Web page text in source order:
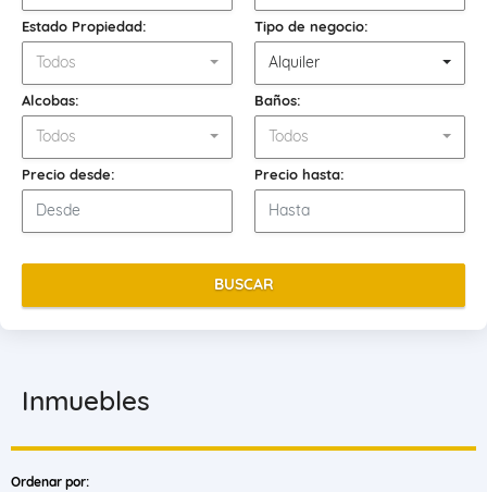
Estado Propiedad:
Todos
Tipo de negocio:
Alquiler
Alcobas:
Todos
Baños:
Todos
Precio desde: Precio hasta:
BUSCAR
Inmuebles
Ordenar por: